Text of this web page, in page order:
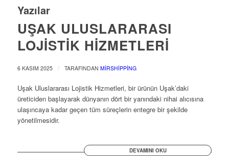
Yazılar
UŞAK ULUSLARARASI
LOJISTIK HIZMETLERI
6 KASIM 2025 / TARAFINDAN MIRSHIPPING
Uşak Uluslararası Lojistik Hizmetleri, bir ürünün Uşak’daki
üreticiden başlayarak dünyanın dört bir yanındaki nihai alıcısına
ulaşıncaya kadar geçen tüm süreçlerin entegre bir şekilde
yönetilmesidir.
DEVAMINI OKU